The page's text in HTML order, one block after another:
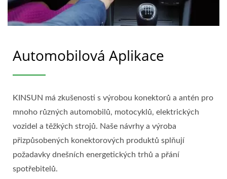
Automobilová Aplikace
KINSUN má zkušenosti s výrobou konektorů a antén pro
mnoho různých automobilů, motocyklů, elektrických
vozidel a těžkých strojů. Naše návrhy a výroba
přizpůsobených konektorových produktů splňují
požadavky dnešních energetických trhů a přání
spotřebitelů.